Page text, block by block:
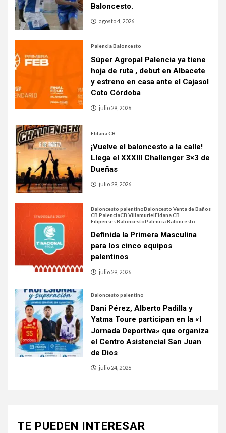
Baloncesto.
agosto 4, 2026
Palencia Baloncesto
Súper Agropal Palencia ya tiene
hoja de ruta , debut en Albacete
y estreno en casa ante el Cajasol
Coto Córdoba
julio 29, 2026
Eldana CB
¡Vuelve el baloncesto a la calle!
Llega el XXXIII Challenger 3×3 de
Dueñas
julio 29, 2026
Baloncesto palentinoBaloncesto Venta de Baños
CB PalenciaCB VillamurielEldana CB
Filipenses BaloncestoPalencia Baloncesto
Definida la Primera Masculina
para los cinco equipos
palentinos
julio 29, 2026
Baloncesto palentino
Dani Pérez, Alberto Padilla y
Yatma Toure participan en la «I
Jornada Deportiva» que organiza
el Centro Asistencial San Juan
de Dios
julio 24, 2026
TE PUEDEN INTERESAR